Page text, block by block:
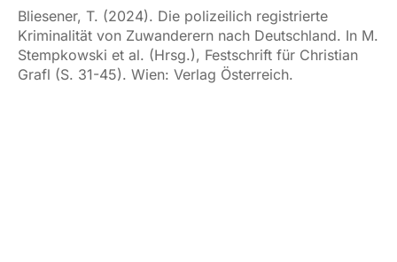
Bliesener, T. (2024). Die polizeilich registrierte
Kriminalität von Zuwanderern nach Deutschland. In M.
Stempkowski et al. (Hrsg.), Festschrift für Christian
Grafl (S. 31-45). Wien: Verlag Österreich.